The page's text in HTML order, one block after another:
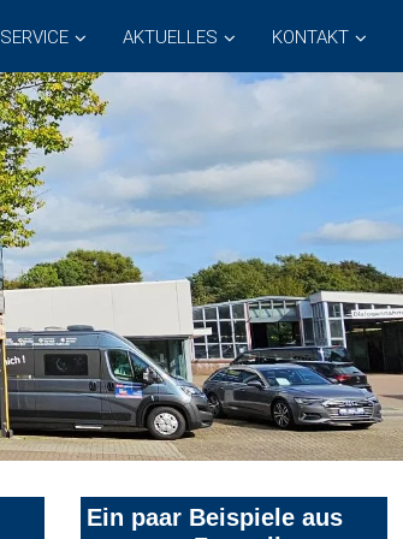
SERVICE AKTUELLES KONTAKT
Ein paar Beispiele aus